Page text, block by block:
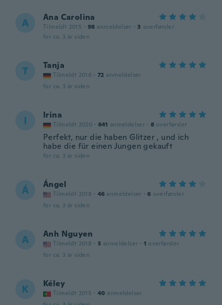
A Ana Carolina
Tilmeldt 2015 · 98 anmeldelser · 3 overførsler
for ca. 3 år siden
T Tanja
Tilmeldt 2016 · 72 anmeldelser
for ca. 3 år siden
I Irina
Tilmeldt 2020 · 641 anmeldelser · 8 overførsler
Perfekt, nur die haben Glitzer , und ich
habe die für einen Jungen gekauft
for ca. 3 år siden
Á Ángel
Tilmeldt 2018 · 46 anmeldelser · 6 overførsler
for ca. 3 år siden
A Anh Nguyen
Tilmeldt 2018 · 3 anmeldelser · 1 overførsler
for ca. 3 år siden
K Kéley
Tilmeldt 2015 · 40 anmeldelser